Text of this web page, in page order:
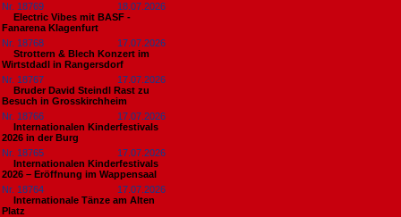
Nr. 18769
18.07.2026
Electric Vibes mit BASF -
Fanarena Klagenfurt
Nr. 18768
17.07.2026
Strottern & Blech Konzert im
Wirtstdadl in Rangersdorf
Nr. 18767
17.07.2026
Bruder David Steindl Rast zu
Besuch in Grosskirchheim
Nr. 18766
17.07.2026
Internationalen Kinderfestivals
2026 in der Burg
Nr. 18765
17.07.2026
Internationalen Kinderfestivals
2026 – Eröffnung im Wappensaal
Nr. 18764
17.07.2026
Internationale Tänze am Alten
Platz